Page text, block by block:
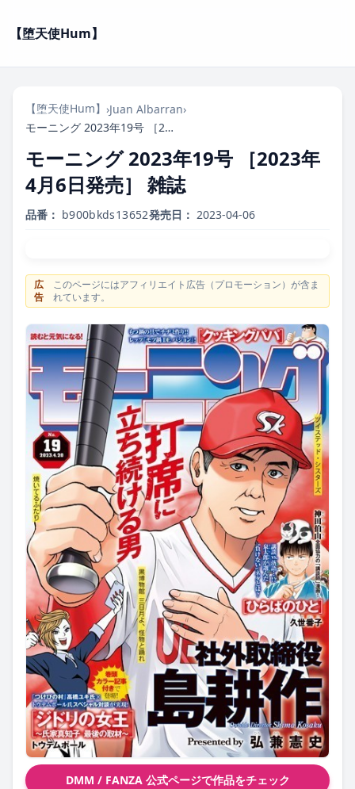
【堕天使Hum】
【堕天使Hum】 ›Juan Albarran›
モーニング 2023年19号 ［2023年4月6日発売］ 雑誌
モーニング 2023年19号 ［2023年
4月6日発売］ 雑誌
品番： b900bkds13652発売日： 2023-04-06
広
告
このページにはアフィリエイト広告（プロモーション）が含ま
れています。
DMM / FANZA 公式ページで作品をチェック